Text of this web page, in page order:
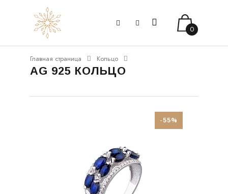
0
Главная страница Кольцо
AG 925 КОЛЬЦО
-55%